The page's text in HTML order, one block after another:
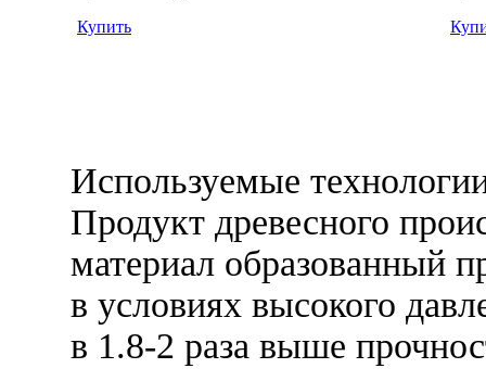
Купить
Используемые
Продукт древесного
материал образованный
в условиях высокого
в 1.8-2 раза выше